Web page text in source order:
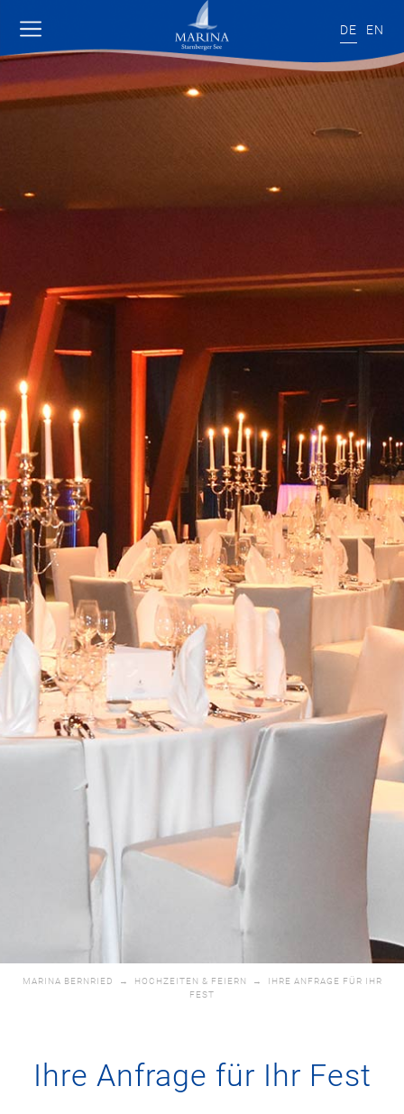
DE EN
MARINA BERNRIED → HOCHZEITEN & FEIERN →
IHRE ANFRAGE FÜR IHR
FEST
Ihre Anfrage für Ihr Fest